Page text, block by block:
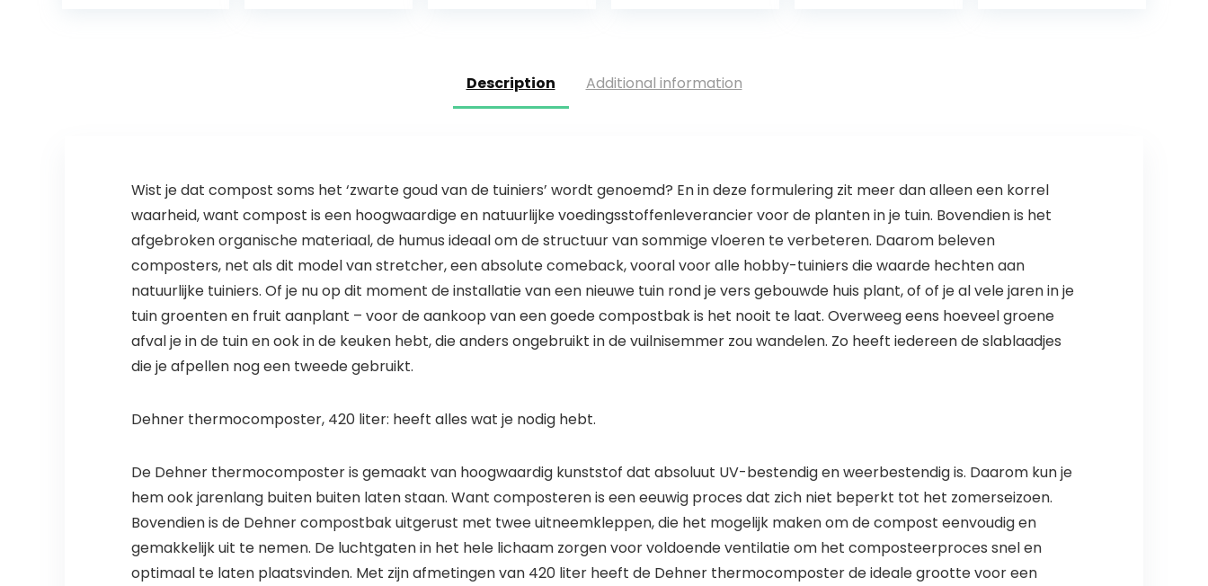
Description Additional information
Wist je dat compost soms het ‘zwarte goud van de tuiniers’ wordt genoemd? En in deze formulering zit meer dan alleen een korrel
waarheid, want compost is een hoogwaardige en natuurlijke voedingsstoffenleverancier voor de planten in je tuin. Bovendien is het
afgebroken organische materiaal, de humus ideaal om de structuur van sommige vloeren te verbeteren. Daarom beleven
composters, net als dit model van stretcher, een absolute comeback, vooral voor alle hobby-tuiniers die waarde hechten aan
natuurlijke tuiniers. Of je nu op dit moment de installatie van een nieuwe tuin rond je vers gebouwde huis plant, of of je al vele jaren in je
tuin groenten en fruit aanplant – voor de aankoop van een goede compostbak is het nooit te laat. Overweeg eens hoeveel groene
afval je in de tuin en ook in de keuken hebt, die anders ongebruikt in de vuilnisemmer zou wandelen. Zo heeft iedereen de slablaadjes
die je afpellen nog een tweede gebruikt.
Dehner thermocomposter, 420 liter: heeft alles wat je nodig hebt.
De Dehner thermocomposter is gemaakt van hoogwaardig kunststof dat absoluut UV-bestendig en weerbestendig is. Daarom kun je
hem ook jarenlang buiten buiten laten staan. Want composteren is een eeuwig proces dat zich niet beperkt tot het zomerseizoen.
Bovendien is de Dehner compostbak uitgerust met twee uitneemkleppen, die het mogelijk maken om de compost eenvoudig en
gemakkelijk uit te nemen. De luchtgaten in het hele lichaam zorgen voor voldoende ventilatie om het composteerproces snel en
optimaal te laten plaatsvinden. Met zijn afmetingen van 420 liter heeft de Dehner thermocomposter de ideale grootte voor een